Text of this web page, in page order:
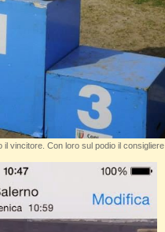
vincitore. Con loro sul podio il